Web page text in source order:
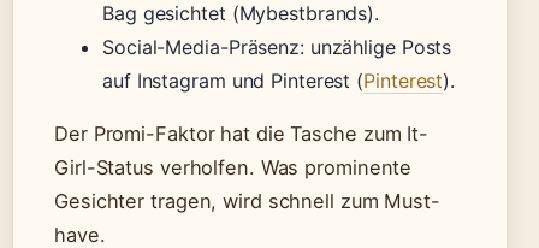
Bag gesichtet (Mybestbrands).
Social-Media-Präsenz: unzählige Posts
auf Instagram und Pinterest (Pinterest).
Der Promi-Faktor hat die Tasche zum It-
Girl-Status verholfen. Was prominente
Gesichter tragen, wird schnell zum Must-
have.